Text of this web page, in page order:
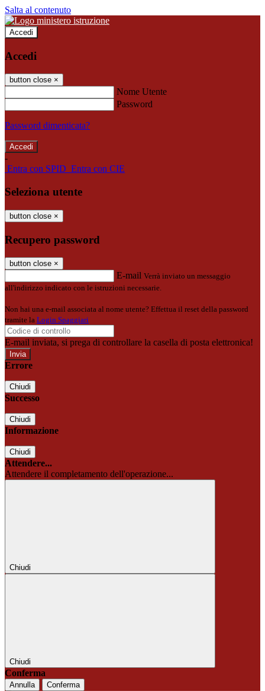
Salta al contenuto
Accedi
Accedi
button close ×
Nome Utente
Password
Password dimenticata?
-
Entra con SPID Entra con CIE
Seleziona utente
button close ×
Recupero password
button close ×
E-mail Verrà inviato un messaggio
all'indirizzo indicato con le istruzioni necessarie.
Non hai una e-mail associata al nome utente? Effettua il reset della password
tramite la Login Spaggiari
E-mail inviata, si prega di controllare la casella di posta elettronica!
Errore
Chiudi
Successo
Chiudi
Informazione
Chiudi
Attendere...
Attendere il completamento dell'operazione...
Chiudi
Chiudi
Conferma
Annulla Conferma